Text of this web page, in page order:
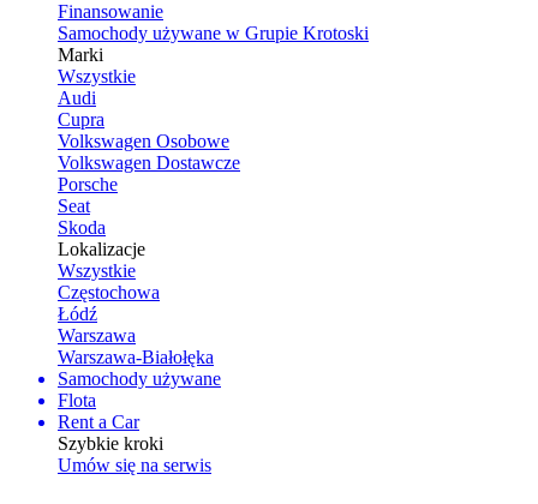
Finansowanie
Samochody używane w Grupie Krotoski
Marki
Wszystkie
Audi
Cupra
Volkswagen Osobowe
Volkswagen Dostawcze
Porsche
Seat
Skoda
Lokalizacje
Wszystkie
Częstochowa
Łódź
Warszawa
Warszawa-Białołęka
Samochody używane
Flota
Rent a Car
Szybkie kroki
Umów się na serwis